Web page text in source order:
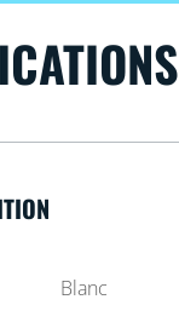
Blanc